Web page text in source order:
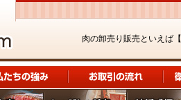
肉の卸売り販売といえば【